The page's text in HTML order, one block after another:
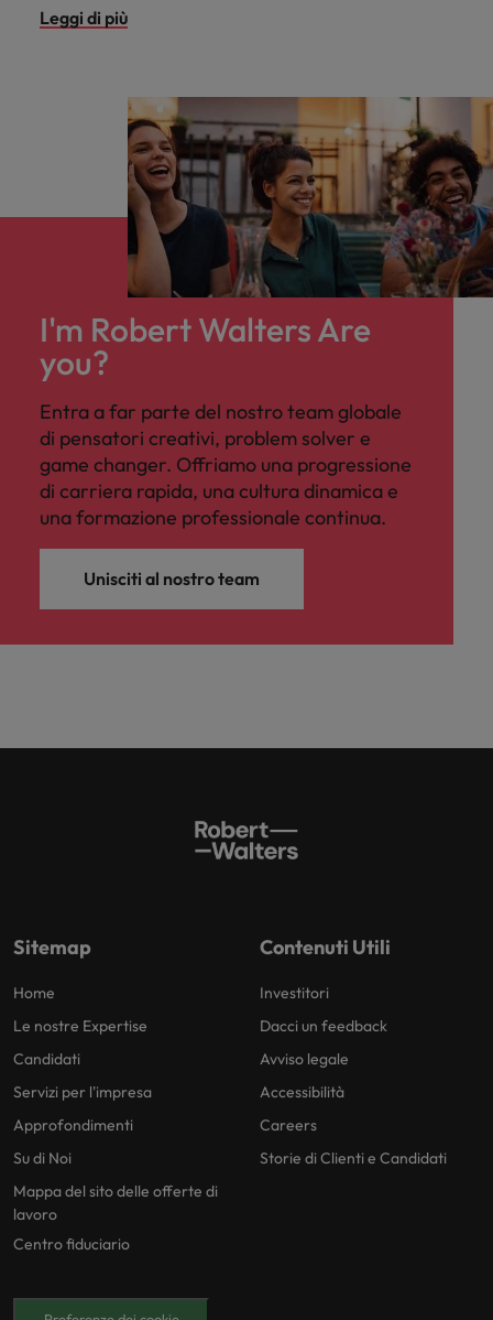
Leggi di più
I'm Robert Walters Are
you?
Entra a far parte del nostro team globale
di pensatori creativi, problem solver e
game changer. Offriamo una progressione
di carriera rapida, una cultura dinamica e
una formazione professionale continua.
Unisciti al nostro team
Sitemap
Home
Le nostre Expertise
Candidati
Servizi per l'impresa
Approfondimenti
Su di Noi
Mappa del sito delle offerte di
lavoro
Centro fiduciario
Contenuti Utili
Investitori
Dacci un feedback
Avviso legale
Accessibilità
Careers
Storie di Clienti e Candidati